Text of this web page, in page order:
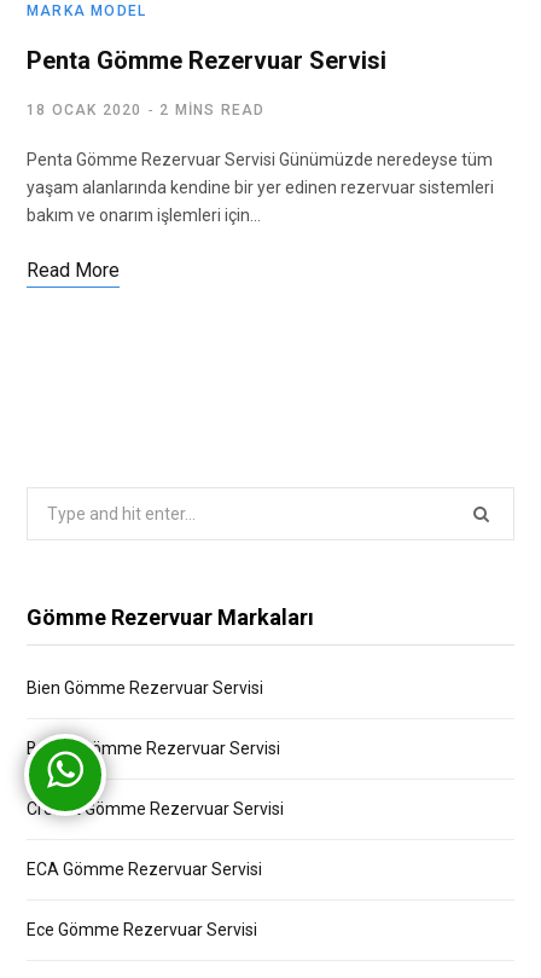
MARKA MODEL
Penta Gömme Rezervuar Servisi
18 OCAK 2020 2 MINS READ
Penta Gömme Rezervuar Servisi Günümüzde neredeyse tüm
yaşam alanlarında kendine bir yer edinen rezervuar sistemleri
bakım ve onarım işlemleri için…
Read More
Gömme Rezervuar Markaları
Bien Gömme Rezervuar Servisi
Bocchi Gömme Rezervuar Servisi
Creavit Gömme Rezervuar Servisi
ECA Gömme Rezervuar Servisi
Ece Gömme Rezervuar Servisi